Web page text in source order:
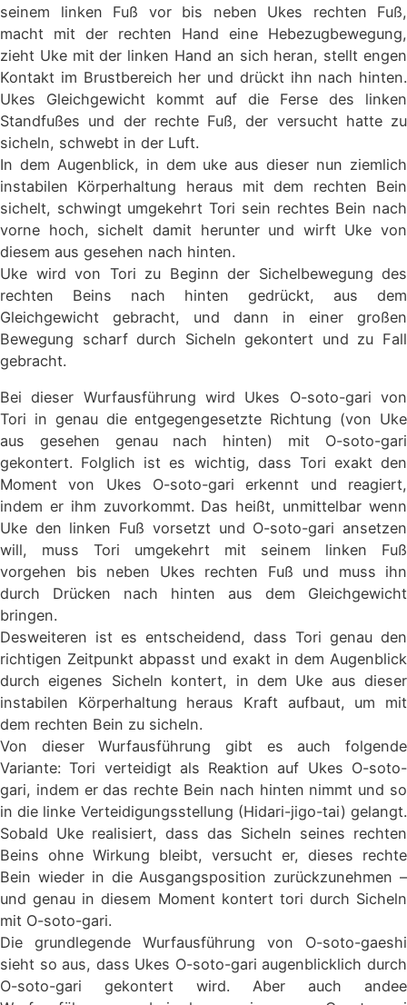
seinem linken Fuß vor bis neben Ukes rechten Fuß,
macht mit der rechten Hand eine Hebezugbewegung,
zieht Uke mit der linken Hand an sich heran, stellt engen
Kontakt im Brustbereich her und drückt ihn nach hinten.
Ukes Gleichgewicht kommt auf die Ferse des linken
Standfußes und der rechte Fuß, der versucht hatte zu
sicheln, schwebt in der Luft.
In dem Augenblick, in dem uke aus dieser nun ziemlich
instabilen Körperhaltung heraus mit dem rechten Bein
sichelt, schwingt umgekehrt Tori sein rechtes Bein nach
vorne hoch, sichelt damit herunter und wirft Uke von
diesem aus gesehen nach hinten.
Uke wird von Tori zu Beginn der Sichelbewegung des
rechten Beins nach hinten gedrückt, aus dem
Gleichgewicht gebracht, und dann in einer großen
Bewegung scharf durch Sicheln gekontert und zu Fall
gebracht.
Bei dieser Wurfausführung wird Ukes O-soto-gari von
Tori in genau die entgegengesetzte Richtung (von Uke
aus gesehen genau nach hinten) mit O-soto-gari
gekontert. Folglich ist es wichtig, dass Tori exakt den
Moment von Ukes O-soto-gari erkennt und reagiert,
indem er ihm zuvorkommt. Das heißt, unmittelbar wenn
Uke den linken Fuß vorsetzt und O-soto-gari ansetzen
will, muss Tori umgekehrt mit seinem linken Fuß
vorgehen bis neben Ukes rechten Fuß und muss ihn
durch Drücken nach hinten aus dem Gleichgewicht
bringen.
Desweiteren ist es entscheidend, dass Tori genau den
richtigen Zeitpunkt abpasst und exakt in dem Augenblick
durch eigenes Sicheln kontert, in dem Uke aus dieser
instabilen Körperhaltung heraus Kraft aufbaut, um mit
dem rechten Bein zu sicheln.
Von dieser Wurfausführung gibt es auch folgende
Variante: Tori verteidigt als Reaktion auf Ukes O-soto-
gari, indem er das rechte Bein nach hinten nimmt und so
in die linke Verteidigungsstellung (Hidari-jigo-tai) gelangt.
Sobald Uke realisiert, dass das Sicheln seines rechten
Beins ohne Wirkung bleibt, versucht er, dieses rechte
Bein wieder in die Ausgangsposition zurückzunehmen –
und genau in diesem Moment kontert tori durch Sicheln
mit O-soto-gari.
Die grundlegende Wurfausführung von O-soto-gaeshi
sieht so aus, dass Ukes O-soto-gari augenblicklich durch
O-soto-gari gekontert wird. Aber auch andee